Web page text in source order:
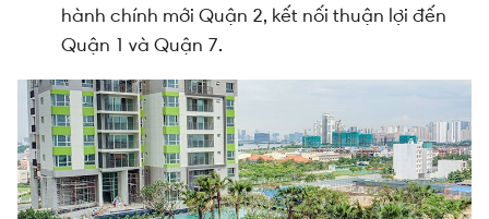
hành chính mới Quận 2, kết nối thuận lợi đến
Quận 1 và Quận 7.